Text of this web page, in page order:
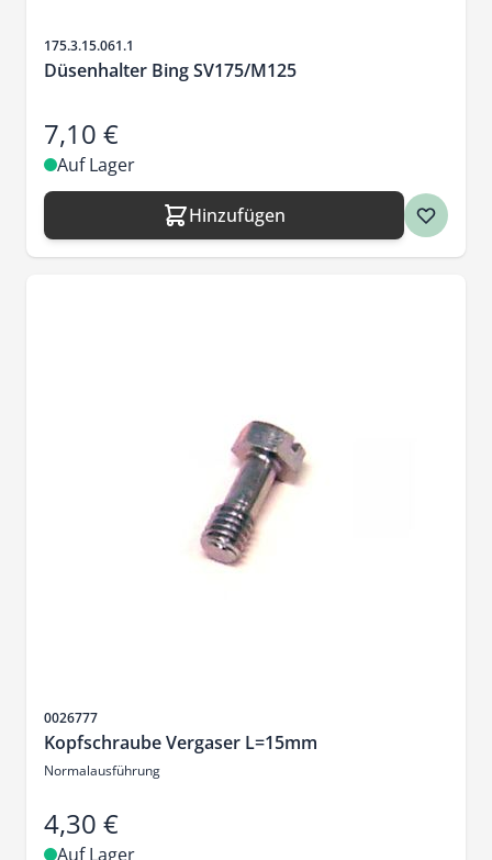
Artikelnr.
175.3.15.061.1
Düsenhalter Bing SV175/M125
7,10 €
Auf Lager
Hinzufügen
Artikelnr.
0026777
Kopfschraube Vergaser L=15mm
Normalausführung
4,30 €
Auf Lager